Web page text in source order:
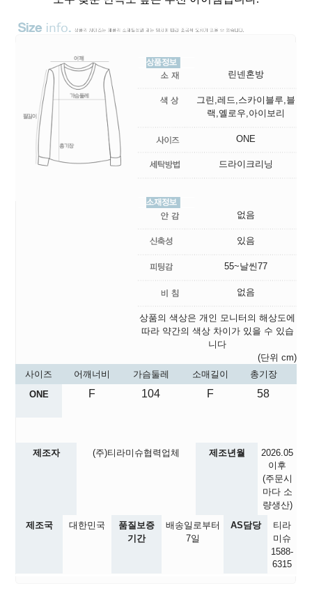
린넨혼방
그린,레드,스카이블루,블
랙,옐로우,아이보리
ONE
드라이크리닝
없음
있음
55~날씬77
없음
상품의 색상은 개인 모니터의 해상도에
따라 약간의 색상 차이가 있을 수 있습
니다
(단위 cm)
사이즈
어깨너비 가슴둘레 소매길이
총기장
ONE
F 104 F 58
제조자 (주)티라미슈협력업체 제조년월
2026.05
이후
(주문시
마다 소
량생산)
제조국
대한민국
품질보증
기간
배송일로부터
7일
AS담당
티라
미슈
1588-
6315